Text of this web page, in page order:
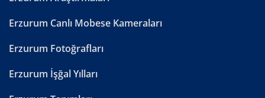
Erzurum Canlı Mobese Kameraları
Erzurum Fotoğrafları
Erzurum İşğal Yılları